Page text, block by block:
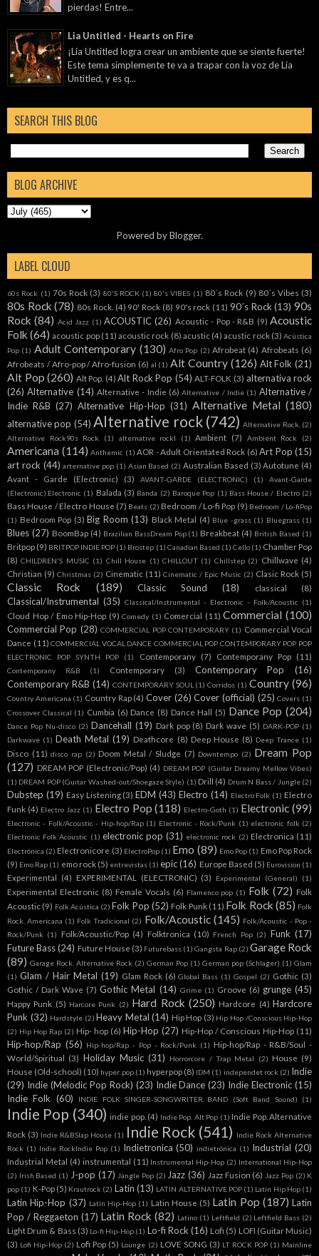
pierdas! Entre...
Lia Untitled - Hearts on Fire
¡Lia Untitled logra crear un ambiente que se siente fuerte!
Este tema simplemente te va a trapar con la voz de Lia
Untitled, y es q...
SEARCH THIS BLOG
BLOG ARCHIVE
Powered byBlogger.
LABEL CLOUD
60s Rock (1) 70s Rock (3) 80'S ROCK (1) 80's VIBES (1) 80´s Rock (9) 80´s Vibes (3)
80s Rock (78) 80s Rock. (4) 90' Rock (8) 90's rock (11) 90´s Rock (13) 90s
Rock (84) Acid Jazz (1) ACOUSTIC (26) Acoustic - Pop - R&B (9) Acoustic
Folk (64) acoustic pop (11) acoustic rock (8) acustic (4) acustic rock (3) Acústica
Pop (1) Adult Contemporary (130) Afro Pop (2) Afrobeat (4) Afrobeats (6)
Afrobeats / Afro-pop / Afro-fusion (6) al (1) Alt Country (126) Alt Folk (21)
Alt Pop (260) Alt Pop. (4) Alt Rock Pop (54) ALT-FOLK (3) alternativa rock
(26) Alternative (14) Alternative - Indie (6) Alternative / Indie (1) Alternative /
Indie R&B (27) Alternative Hip-Hop (31) Alternative Metal (180)
alternative pop (54) Alternative rock (742) Alternative Rock. (2)
Alternative Rock90s Rock
(1) alternative rockl (1) Ambient (7) Ambient Rock (2)
Americana (114) Anthemic (1) AOR - Adult Orientated Rock (6) Art Pop (15)
art rock (44) arternative pop (1) Asian Based (2) Australian Based (3) Autotune (4)
Avant - Garde (Electronic)
(3) AVANT-GARDE (ELECTRONIC) (1)
Avant-Garde
(Electronic).Electronic (1) Balada (3) Banda (2) Baroque Pop (1) Bass House / Electro (2)
Bass House / Electro House (7) Beats (2) Bedroom / Lo-fi Pop (9) Bedroom / Lo-fiPop
(1) Bedroom Pop (3) Big Room (13) Black Metal (4) Blue -grass (1) Bluegrass (1)
Blues (27) BoomBap (4) Brazilian BassDream Pop (1) Breakbeat (4) British Based (1)
Britpop (9) BRITPOP INDIE POP (1) Brostep (1) Canadian Based (1) Cello (1) Chamber Pop
(8) CHILDREN'S MUSIC (1) Chill House (1) CHILLOUT (1) Chillstep (2) Chillwave (4)
Christian (9) Christmas (2) Cinematic (11) Cinematic / Epic Music (2) Clasic Rock (5)
Classic Rock (189) Classic Sound (18) classical (8)
Classical/Instrumental (35) Classical/Instrumental - Electronic - Folk/Acoustic (1)
Cloud Hop / Emo Hip-Hop (9) Comedy (1) Comercial (11) Commercial (100)
Commercial Pop (28) COMMERCIAL POP CONTEMPORARY (1) Commercial Vocal
Dance (11) COMMERCIAL VOCAL DANCE COMMERCIAL POP CONTEMPORARY POP POP
ELECTRONIC POP SYNTH POP
(1) Contemporany (7) Contemporany Pop (11)
Contemporany R&B (1) Contemporary (3) Contemporary Pop
(16)
Contemporary R&B (14) CONTEMPORARY SOUL (1) Corridos (1) Country (96)
Country Americana (1) Country Rap (4) Cover (26) Cover (official) (25) Covers (1)
Crossover Classical (1) Cumbia (6) Dance (8) Dance Hall (5) Dance Pop (204)
Dance Pop Nu-disco (2) Dancehall (19) Dark pop (8) Dark wave (5) DARK-POP (1)
Darkwave (1) Death Metal (19) Deathcore (8) Deep House (8) Deep Trance (1)
Disco (11) disco rap (2) Doom Metal / Sludge (7) Downtempo (2) Dream Pop
(127) DREAM POP (Electronic/Pop) (4) DREAM POP (Guitar Dreamy Mellow Vibes)
(1) DREAM POP (Guitar Washed-out/Shoegaze Style) (1) Drill (4) Drum N Bass / Jungle (2)
Dubstep (19) Easy Listening (3) EDM (43) Electro (14) Electro Folk (1) Electro
Funk (4) Electro Jazz (1) Electro Pop (118) Electro-Goth (1) Electronic (99)
Electronic - Folk/Acoustic - Hip-hop/Rap (1) Electronic - Rock/Punk (1) electronic folk (2)
Electronic Folk Acoustic (1) electronic pop (31) electronic rock (2) Electronica (11)
Electrónica (2) Electronicore (3) ElectroPop (1) Emo (89) Emo Pop (1) Emo Pop Rock
(9) Emo Rap (1) emo rock (5) entrevistas (1) epic (16) Europe Based (5) Eurovision (1)
Experimental (4) EXPERIMENTAL (ELECTRONIC) (3) Experimental (General) (1)
Experimental Electronic (8) Female Vocals (6) Flamenco pop (1) Folk (72) Folk
Acoustic (9) Folk Acústica (2) Folk Pop (52) Folk Punk (11) Folk Rock (85) Folk
Rock. Americana (1) Folk Tradicional (2) Folk/Acoustic (145) Folk/Acoustic - Pop -
Rock/Punk (1) Folk/Acoustic/Pop (4) Folktronica (10) French Pop (2) Funk (17)
Future Bass (24) Future House (3) Futurebass (1) Gangsta Rap (2) Garage Rock
(89) Garage Rock. Alternative Rock (2) German Pop (1) German pop (Schlager) (1) Glam
(1) Glam / Hair Metal (19) Glam Rock (6) Global Bass (1) Gospel (2) Gothic (3)
Gothic / Dark Wave (7) Gothic Metal (14) Grime (1) Groove (6) grunge (45)
Happy Punk (5) Harcore Punk (2) Hard Rock (250) Hardcore (4) Hardcore
Punk (32) Hardstyle (2) Heavy Metal (14) Hip Hop (3) Hip Hop /Conscious Hip-Hop
(2) Hip Hop Rap (2) Hip- hop (6) Hip-Hop (27) Hip-Hop / Conscious Hip-Hop (11)
Hip-hop/Rap (56) Hip-hop/Rap - Pop - Rock/Punk (1) Hip-hop/Rap - R&B/Soul -
World/Spiritual (3) Holiday Music (31) Horrorcore / Trap Metal (2) House (9)
House (Old-school) (10) hyper pop (1) hyperpop (8) IDM (1) independet rock (2) Indie
(29) Indie (Melodic Pop Rock) (23) Indie Dance (23) Indie Electronic (15)
Indie Folk (60) INDIE FOLK SINGER-SONGWRITER BAND (Soft Band Sound) (1)
Indie Pop (340) indie pop. (4) Indie Pop. Alt Pop (1) Indie Pop. Alternative
Rock (3) Indie R&BSlap House (1) Indie Rock (541) Indie Rock Alternative
Rock (1) Indie RockIndie Pop (1) Indietronica (50) indietrónica (1) Industrial (20)
Industrial Metal (4) instrumental (11) Instrumental Hip-Hop (2) International Hip-Hop
(2) Irish Based (1) J-pop (17) Jangle Pop (2) Jazz (36) Jazz Fusion (6) Jazz Pop (2) K
pop (1) K-Pop (5) Krautrock (2) Latin (13) LATIN ALTERNATIVE POP (1) Latin Hip Hop (1)
Latin Hip-Hop (37) Latín Hip-Hop (1) Latin House (5) Latin Pop (187) Latin
Pop / Reggaeton (17) Latin Rock (82) Latino (1) Leftfield (2) Leftfield Bass (2)
Light Drum & Bass (3) Lo-fi Hip-Hop (1) Lo-fi Rock (16) Lofi (5) LOFI (Guitar Music)
(3) Lofi Hip-Hop (2) Lofi Pop (5) Lounge (2) LOVE SONG (3) LT ROCK POP (1) Mainline